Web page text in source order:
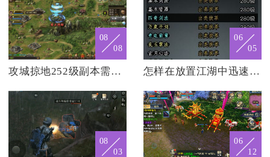
08
08
攻城掠地252级副本需要什么策略
06
05
怎样在放置江湖中迅速刷满属性
08
03
06
12